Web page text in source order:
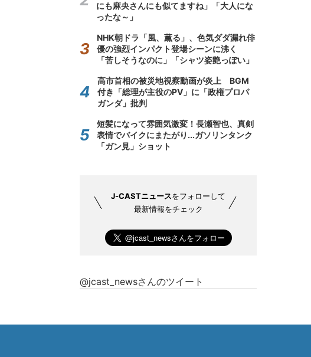
にも麻央さんにも似てますね」「大人にな
ったな～」
NHK朝ドラ「風、薫る」、色気ダダ漏れ俳
優の強烈インパクト登場シーンに沸く
「苦しそうなのに」「シャツ姿艶っぽい」
高市首相の被災地視察動画が炎上 BGM
付き「総理が主役のPV」に「政権プロパ
ガンダ」批判
短髪になって雰囲気激変！長瀬智也、真剣
表情でバイクにまたがり...ガソリンタンク
「ガン見」ショット
J-CASTニュースをフォローして
最新情報をチェック
@jcast_newsさんのツイート